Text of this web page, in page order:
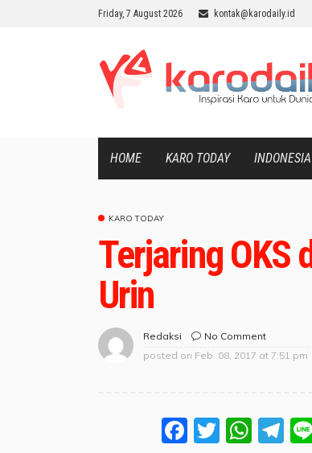
Friday, 7 August 2026 kontak@karodaily.id
HOME KARO TODAY
KARO TODAY
Terjaring OKS
Urin
Redaksi
No Comment
posted on Feb. 08, 2017 at 7:51 pm
Facebook
Twitter